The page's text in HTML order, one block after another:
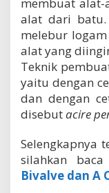
alat dari batu.
melebur
alat yang
Teknik
yaitu dengan
dan dengan
disebutacire
Selengkapnya
silahkan
Bivalve dan A